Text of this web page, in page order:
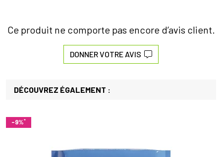
Ce produit ne comporte pas encore d’avis client.
DONNER VOTRE AVIS
DÉCOUVREZ ÉGALEMENT :
-9%*